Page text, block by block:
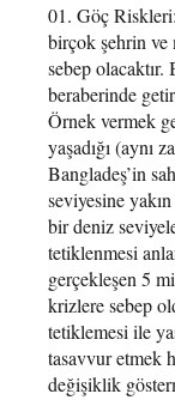
Göç
birçok şehrin ve
sebep
beraberinde
Örnek vermek
yaşadığı (aynı
Bangladeş’in
seviyesine
bir deniz
tetiklenmesi
gerçekleşen 5
krizlere sebep
tetiklemesi ile
tasavvur etmek
değişiklik